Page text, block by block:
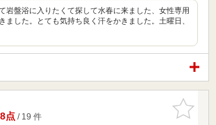
岩盤浴に入りたくて探して水春に来ました、女性専用
ました。とても気持ち良く汗をかきました。土曜日、
お気に入
りに追加
点/ 19 件